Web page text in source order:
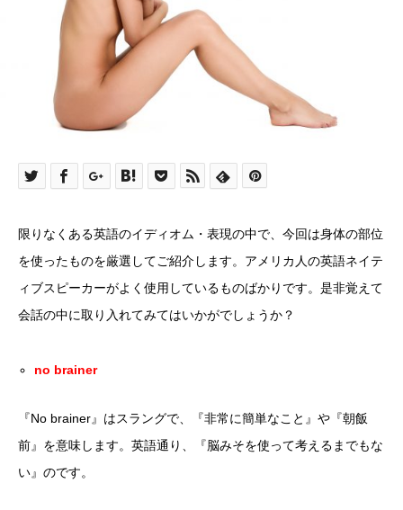
限りなくある英語のイディオム・表現の中で、今回は身体の部位
を使ったものを厳選してご紹介します。アメリカ人の英語ネイテ
ィブスピーカーがよく使用しているものばかりです。是非覚えて
会話の中に取り入れてみてはいかがでしょうか？
no brainer
『No brainer』はスラングで、『非常に簡単なこと』や『朝飯
前』を意味します。英語通り、『脳みそを使って考えるまでもな
い』のです。